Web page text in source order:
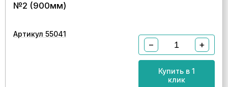
№2 (900мм)
Артикул 55041
− +
Купить в 1
клик